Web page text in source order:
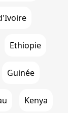
Ethiopie
Guinée
Kenya